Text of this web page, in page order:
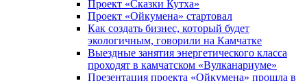
Проект «Сказки Кутха»
Проект «Ойкумена» стартовал
Как создать бизнес, который будет
экологичным, говорили на Камчатке
Выездные занятия энергетического класса
проходят в камчатском «Вулканариуме»
Презентация проекта «Ойкумена» прошла в